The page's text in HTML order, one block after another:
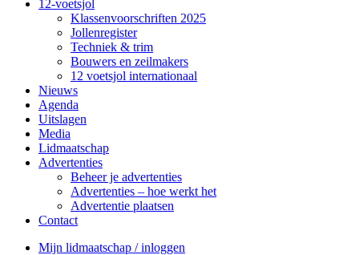
12-voetsjol
Klassenvoorschriften 2025
Jollenregister
Techniek & trim
Bouwers en zeilmakers
12 voetsjol internationaal
Nieuws
Agenda
Uitslagen
Media
Lidmaatschap
Advertenties
Beheer je advertenties
Advertenties – hoe werkt het
Advertentie plaatsen
Contact
Mijn lidmaatschap / inloggen